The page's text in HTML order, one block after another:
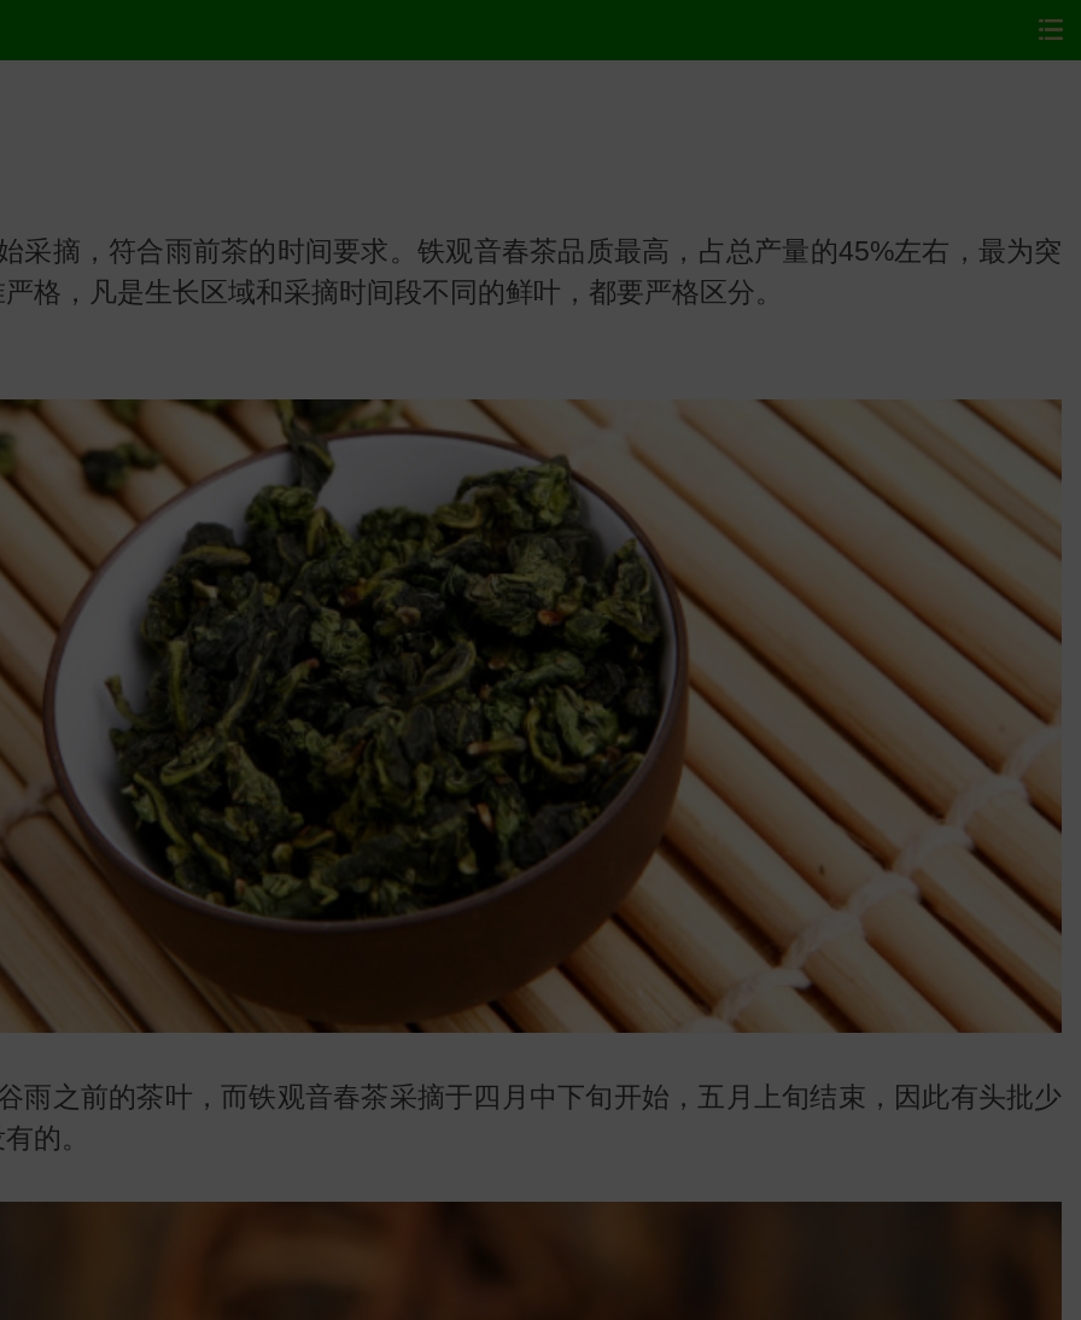
地图
采摘，符合雨前茶的时间要求。铁观音春茶品质最高，占总产量的45%左右，最为突
格，凡是生长区域和采摘时间段不同的鲜叶，都要严格区分。
雨之前的茶叶，而铁观音春茶采摘于四月中下旬开始，五月上旬结束，因此有头批少
的。